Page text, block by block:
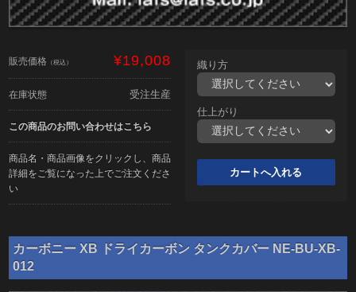
販売価格 （税込） ¥19,008
在庫状態 受注生産
この商品のお問い合わせはこちら
商品名・商品画像をクリックし、商品
詳細をご覧になった上でご注文くださ
い
織り方
仕上がり
カーボニー XB ドライカーボン タンクカバー NE-BU-XB-
012